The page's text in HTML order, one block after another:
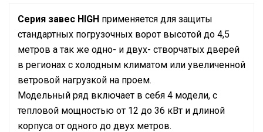
Серия завес HIGH применяется для защиты
стандартных погрузочных ворот высотой до 4,5
метров а так же одно- и двух- створчатых дверей
в регионах с холодным климатом или увеличенной
ветровой нагрузкой на проем.
Модельный ряд включает в себя 4 модели, с
тепловой мощностью от 12 до 36 кВт и длиной
корпуса от одного до двух метров.